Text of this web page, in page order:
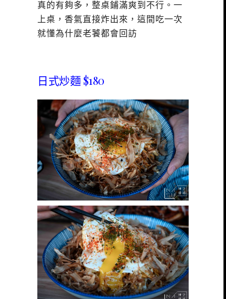
真的有夠多，整桌鋪滿爽到不行。一
上桌，香氣直接炸出來，這間吃一次
就懂為什麼老饕都會回訪
日式炒麵 $180